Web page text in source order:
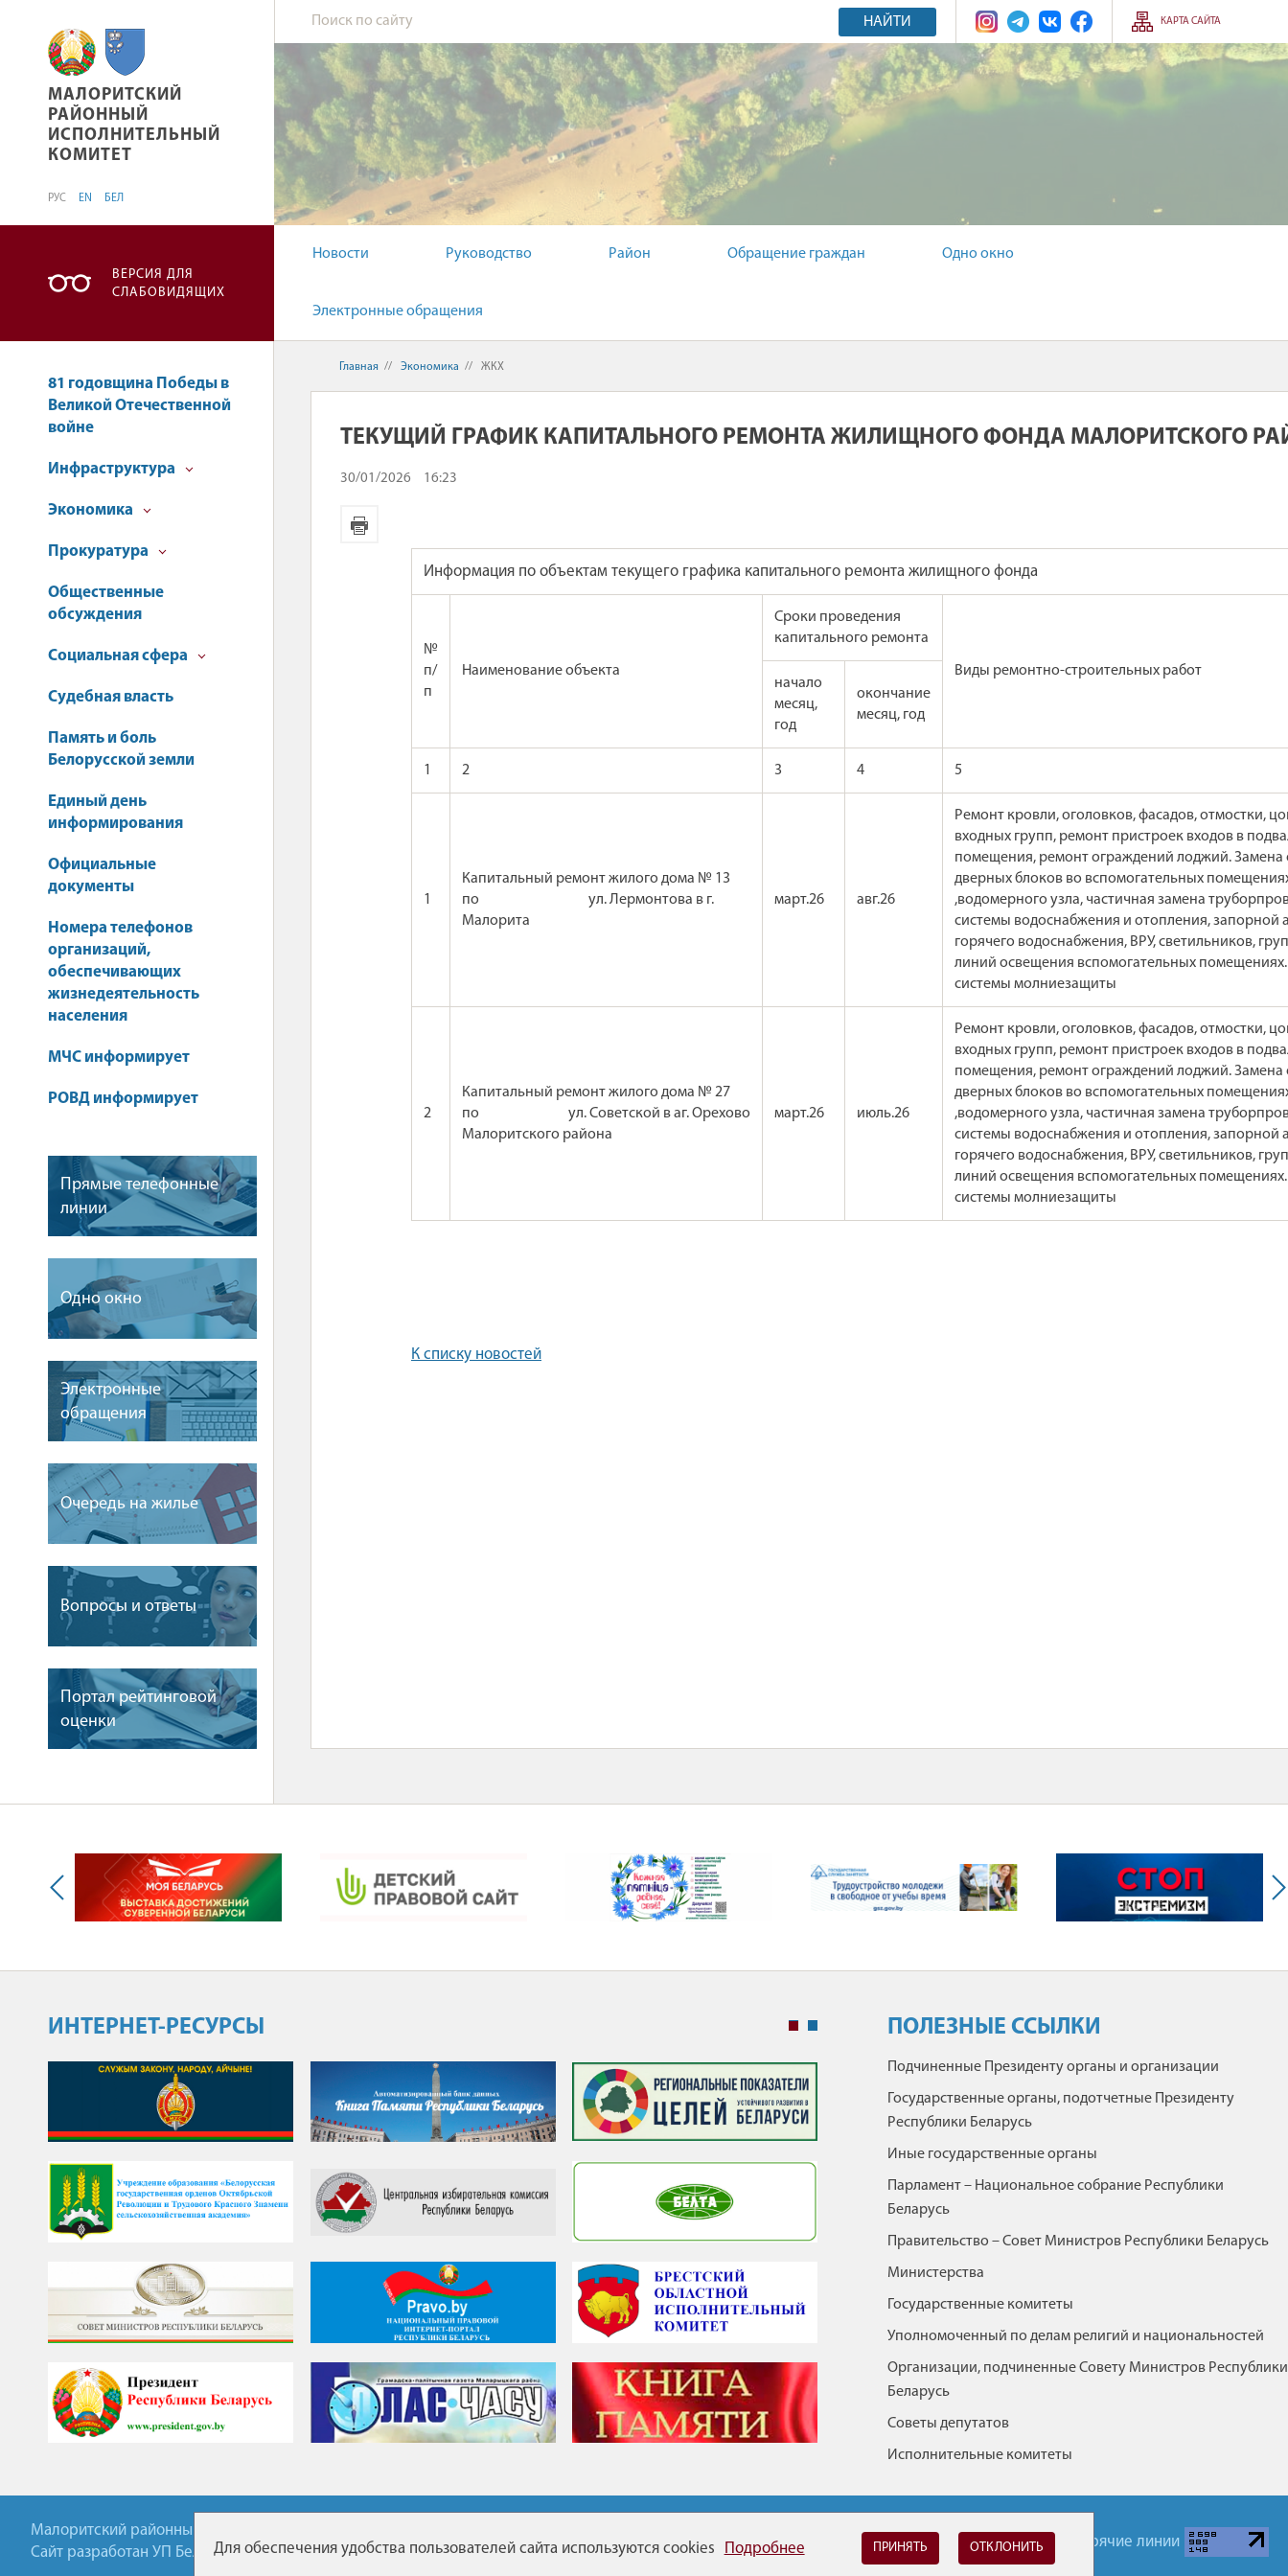
МАЛОРИТСКИЙ РАЙОННЫЙ ИСПОЛНИТЕЛЬНЫЙ КОМИТЕТ
МАЛОРИТСКИЙ
РАЙОННЫЙ
ИСПОЛНИТЕЛЬНЫЙ
КОМИТЕТ
РУС EN БЕЛ
НАЙТИ КАРТА САЙТА
ВЕРСИЯ ДЛЯ
СЛАБОВИДЯЩИХ
Новости Руководство Район Обращение граждан Одно окно
Электронные обращения
81 годовщина Победы в
Великой Отечественной
войне
Инфраструктура
Экономика
Прокуратура
Общественные
обсуждения
Социальная сфера
Судебная власть
Память и боль
Белорусской земли
Единый день
информирования
Официальные
документы
Номера телефонов
организаций,
обеспечивающих
жизнедеятельность
населения
МЧС информирует
РОВД информирует
Прямые телефонные
линии
Одно окно
Электронные
обращения
Очередь на жилье
Вопросы и ответы
Портал рейтинговой
оценки
Главная // Экономика // ЖКХ
ТЕКУЩИЙ ГРАФИК КАПИТАЛЬНОГО РЕМОНТА ЖИЛИЩНОГО ФОНДА МАЛОРИТСКОГО
30/01/2026 16:23
Информация по объектам текущего графика капитального ремонта жилищного фонда
№
п/
п
Наименование объекта
Сроки проведения
капитального ремонта
Виды ремонтно-строительных работ
начало
месяц,
год
окончание
месяц, год
1 2 3 4 5
1
Капитальный ремонт жилого дома № 13
по ул. Лермонтова в г.
Малорита
март.26 авг.26
Ремонт кровли, оголовков, фасадов, отмостки,
входных групп, ремонт пристроек входов в
помещения, ремонт ограждений лоджий. Замена
дверных блоков во вспомогательных
,водомерного узла, частичная замена
системы водоснабжения и отопления, запорной
горячего водоснабжения, ВРУ, светильников,
линий освещения вспомогательных помещениях.
системы молниезащиты
2
Капитальный ремонт жилого дома № 27
по ул. Советской в аг. Орехово
Малоритского района
март.26 июль.26
Ремонт кровли, оголовков, фасадов, отмостки,
входных групп, ремонт пристроек входов в
помещения, ремонт ограждений лоджий. Замена
дверных блоков во вспомогательных
,водомерного узла, частичная замена
системы водоснабжения и отопления, запорной
горячего водоснабжения, ВРУ, светильников,
линий освещения вспомогательных помещениях.
системы молниезащиты
К списку новостей
ИНТЕРНЕТ-РЕСУРСЫ ПОЛЕЗНЫЕ ССЫЛКИ
Подчиненные Президенту органы и организации
Государственные органы, подотчетные Президенту
Республики Беларусь
Иные государственные органы
Парламент – Национальное собрание Республики
Беларусь
Правительство – Совет Министров Республики Беларусь
Министерства
Государственные комитеты
Уполномоченный по делам религий и национальностей
Организации, подчиненные Совету Министров Республики
Беларусь
Советы депутатов
Исполнительные комитеты
Малоритский районный исполнительный комитет ©2022
Сайт разработан УП БелТА
Карта сайта Обратная связь Горячие линии
Для обеспечения удобства пользователей сайта используются cookies Подробнее ПРИНЯТЬ ОТКЛОНИТЬ